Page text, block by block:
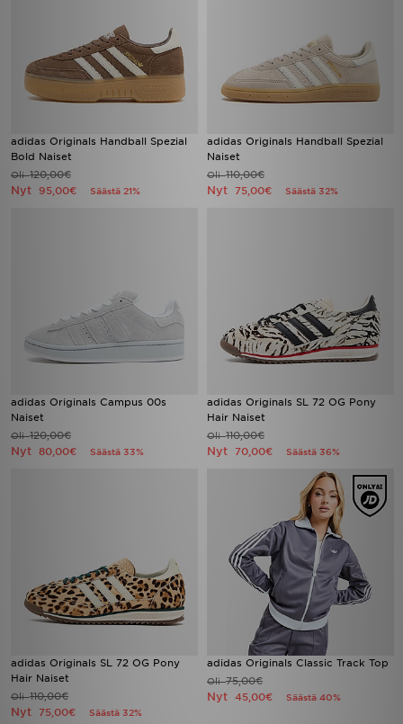
adidas Originals Handball Spezial
Bold Naiset
Oli120,00€
Nyt 95,00€ Säästä 21%
adidas Originals Handball Spezial
Naiset
Oli110,00€
Nyt 75,00€ Säästä 32%
adidas Originals Campus 00s
Naiset
Oli120,00€
Nyt 80,00€ Säästä 33%
adidas Originals SL 72 OG Pony
Hair Naiset
Oli110,00€
Nyt 70,00€ Säästä 36%
adidas Originals SL 72 OG Pony
Hair Naiset
Oli110,00€
Nyt 75,00€ Säästä 32%
adidas Originals Classic Track Top
Oli75,00€
Nyt 45,00€ Säästä 40%